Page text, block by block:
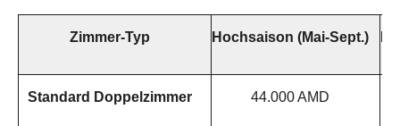
Zimmer-Typ Hochsaison (Mai-Sept.)
Standard Doppelzimmer 44.000 AMD